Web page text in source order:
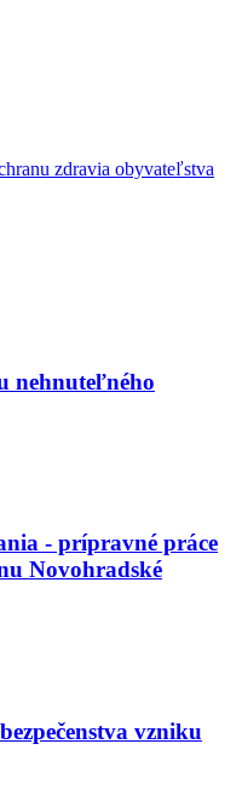
zdravia obyvateľstva
nehnuteľného
- prípravné práce
Novohradské
vzniku